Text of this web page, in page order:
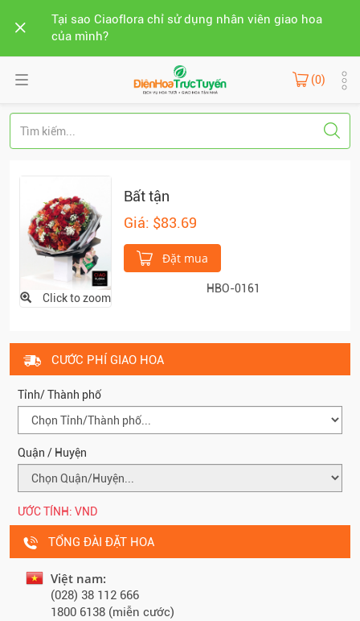
Tại sao Ciaoflora chỉ sử dụng nhân viên giao hoa
của mình?
(0)
Click to zoom
Bất tận
Giá: $83.69
Đặt mua
HBO-0161
CƯỚC PHÍ GIAO HOA
Tỉnh/ Thành phố
Quận / Huyện
ƯỚC TÍNH: VND
TỔNG ĐÀI ĐẶT HOA
Việt nam:
(028) 38 112 666
1800 6138 (miễn cước)